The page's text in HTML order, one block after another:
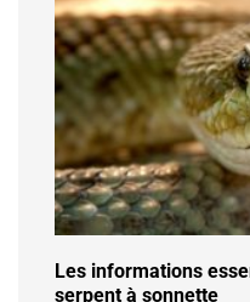
Les informations
serpent à sonnette